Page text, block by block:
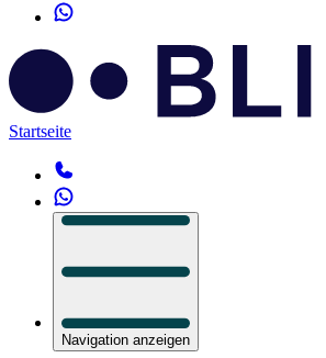
Startseite
Navigation anzeigen